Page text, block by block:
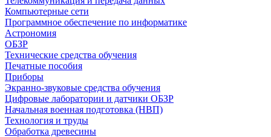
Компьютерные сети
Программное обеспечение по информатике
Астрономия
ОБЗР
Технические средства обучения
Печатные пособия
Приборы
Экранно-звуковые средства обучения
Цифровые лаборатории и датчики ОБЗР
Начальная военная подготовка (НВП)
Технология и труды
Обработка древесины